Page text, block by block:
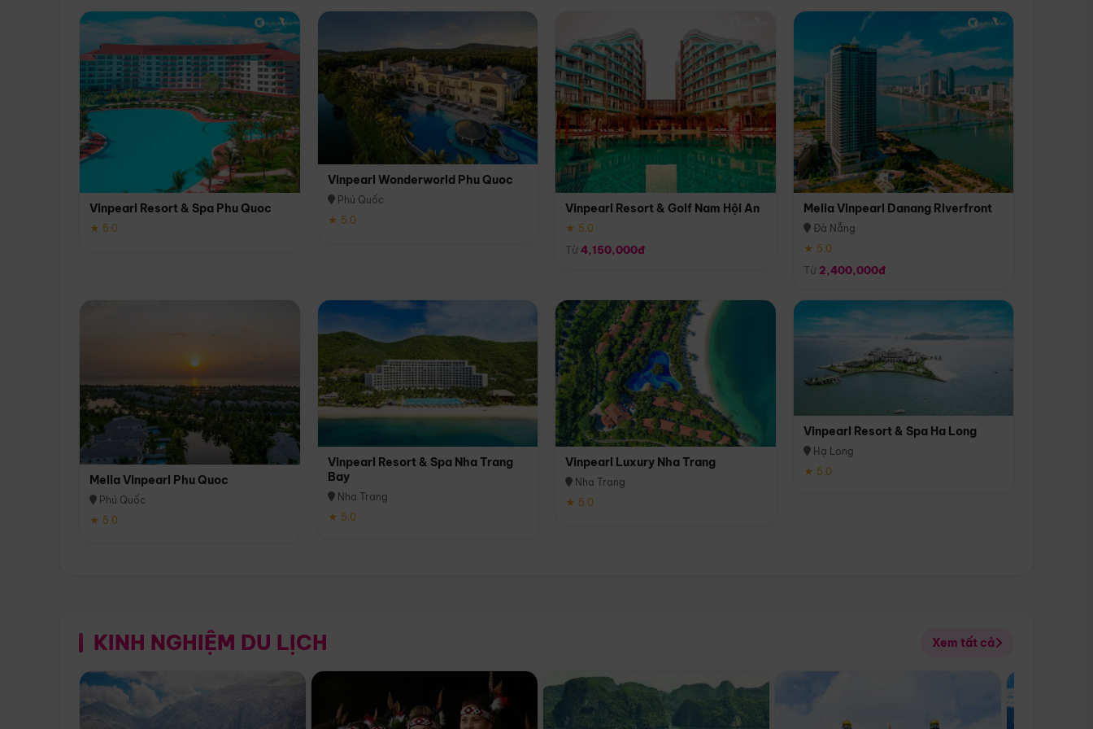
Vinpearl Resort & Spa Phu Quoc
★ 5.0
Vinpearl Wonderworld Phu Quoc
Phú Quốc
★ 5.0
Vinpearl Resort & Golf Nam Hội An
★ 5.0
Từ4,150,000đ
Melia Vinpearl Danang Riverfront
Đà Nẵng
★ 5.0
Từ 2,400,000đ
Melia Vinpearl Phu Quoc
Phú Quốc
★ 5.0
Vinpearl Resort & Spa Nha Trang
Bay
Nha Trang
★ 5.0
Vinpearl Luxury Nha Trang
Nha Trang
★ 5.0
Vinpearl Resort & Spa Ha Long
Hạ Long
★ 5.0
KINH NGHIỆM DU LỊCH Xem tất cả